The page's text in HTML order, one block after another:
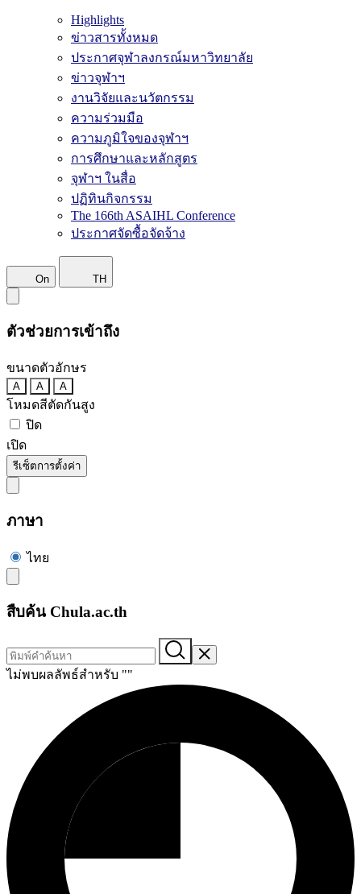
Highlights
ข่าวสารทั้งหมด
ประกาศจุฬาลงกรณ์มหาวิทยาลัย
ข่าวจุฬาฯ
งานวิจัยและนวัตกรรม
ความร่วมมือ
ความภูมิใจของจุฬาฯ
การศึกษาและหลักสูตร
จุฬาฯ ในสื่อ
ปฏิทินกิจกรรม
The 166th ASAIHL Conference
ประกาศจัดซื้อจัดจ้าง
On TH
ตัวช่วยการเข้าถึง
ขนาดตัวอักษร
A A A
โหมดสีตัดกันสูง
ปิด
เปิด
รีเซ็ตการตั้งค่า
ภาษา
ไทย
สืบค้น Chula.ac.th
ไม่พบผลลัพธ์สำหรับ ""